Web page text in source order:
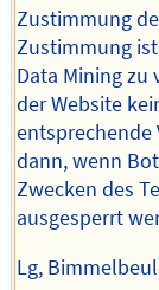
Zustimmung
Zustimmung
Data Mining zu
der Website
entsprechende
dann, wenn
Zwecken des
ausgesperrt
Lg,